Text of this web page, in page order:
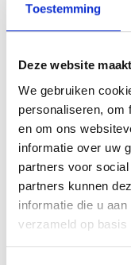
Toestemming
Deze website
We gebruiken
personaliseren, om
en om ons
informatie over uw
partners voor
partners kunnen
informatie die u
verzameld op